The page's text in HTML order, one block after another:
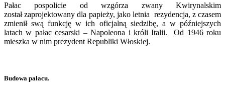
Pałac pospolicie od wzgórza zwany Kwirynalskim
został zaprojektowany dla papieży, jako letnia rezydencja, z czasem
zmienił swą funkcję w ich oficjalną siedzibę, a w późniejszych
latach w pałac cesarski – Napoleona i króli Italii. Od 1946 roku
mieszka w nim prezydent Republiki Włoskiej.
Budowa pałacu.